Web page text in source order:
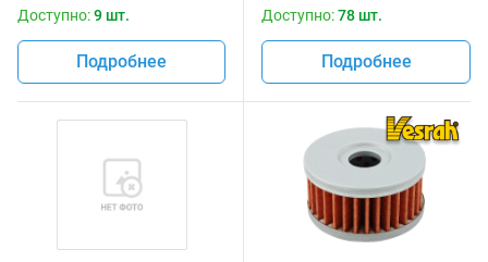
Доступно:9 шт.
Подробнее
Доступно:78 шт.
Подробнее